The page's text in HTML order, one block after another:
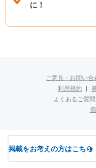
に！
ご意見・お問い合
利用規約
よくあるご質問
掲載をお考えの方はこちら